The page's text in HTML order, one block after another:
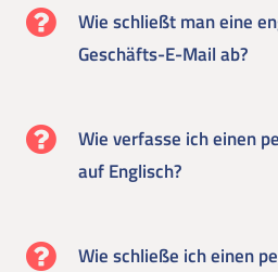
Wie schließt man eine
Geschäfts-E-Mail ab?
Wie verfasse ich einen
auf Englisch?
Wie schließe ich einen